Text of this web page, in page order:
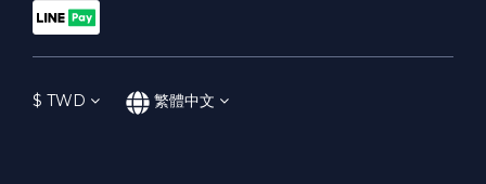
$ TWD 繁體中文